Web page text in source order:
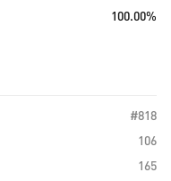
100.00%
#818
106
165